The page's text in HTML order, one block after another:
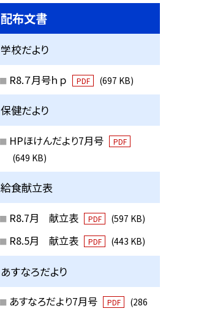
配布文書
学校だより
R8.７月号ｈｐ PDF (697 KB)
保健だより
HPほけんだより7月号 PDF
(649 KB)
給食献立表
R8.7月 献立表 PDF (597 KB)
R8.5月 献立表 PDF (443 KB)
あすなろだより
あすなろだより7月号 PDF
(286